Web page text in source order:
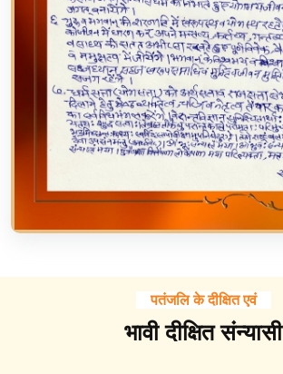
पतंजलि के दीक्षित एवं
भावी दीक्षित संन्यासी